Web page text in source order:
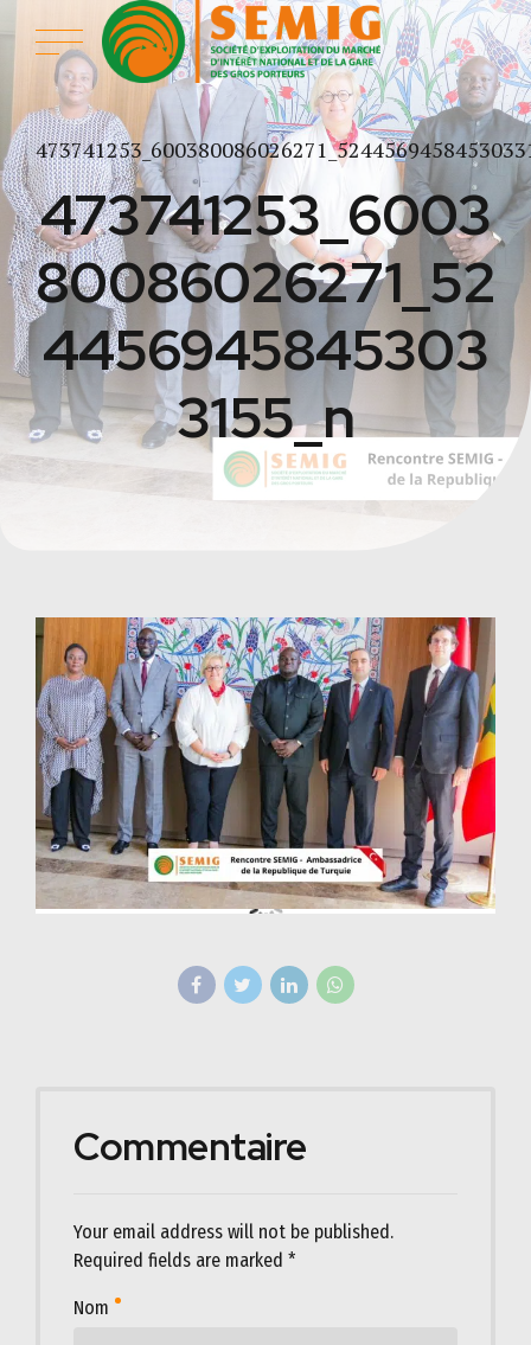
473741253_6003
80086026271_52
4456945845303
3155_n
Commentaire
Your email address will not be published.
Required fields are marked *
Nom